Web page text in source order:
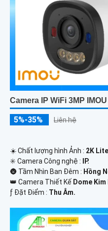
Camera IP WiFi 3MP
5%-35% Liên hệ
☀️ Chất lượng hình Ảnh : 2K
✳️ Camera Công nghệ :
IP.
🌚 Tầm Nhìn Ban Đêm : Hồng
👑 Camera Thiết Kế Dome
️ƒ Đặt Điểm : Thu Âm.